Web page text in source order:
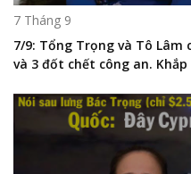
7 Tháng 9
7/9: Tổng Trọng và Tô
và 3 đốt chết công an.